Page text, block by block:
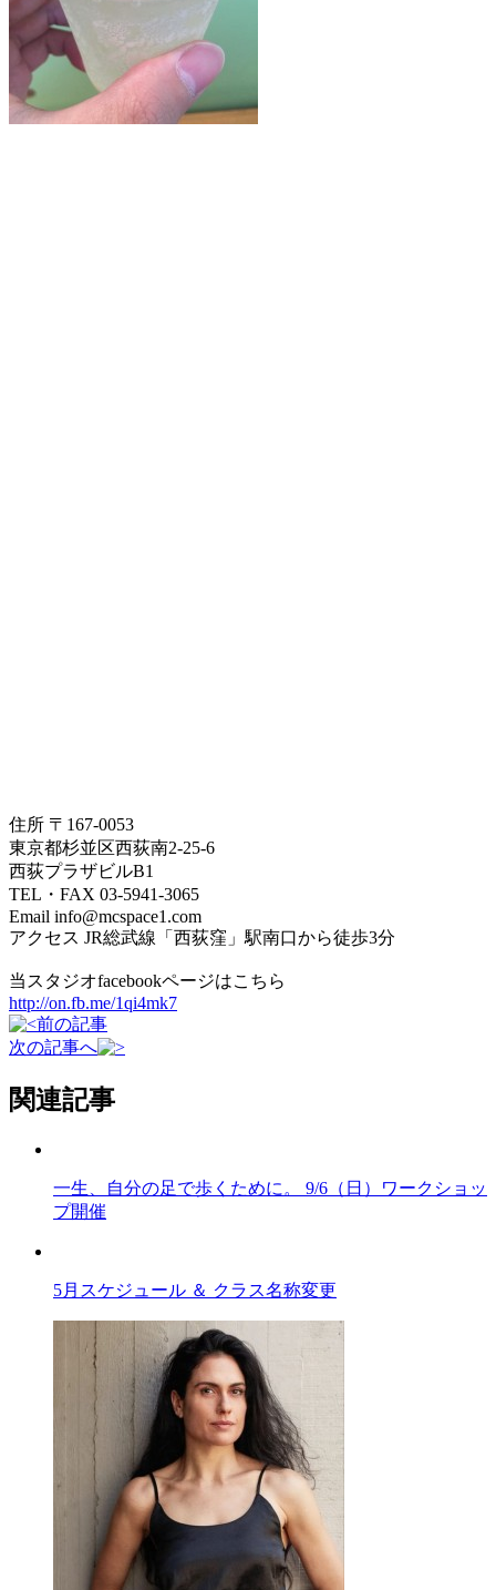
住所 〒167-0053
東京都杉並区西荻南2-25-6
西荻プラザビルB1
TEL・FAX 03-5941-3065
Email info@mcspace1.com
アクセス JR総武線「西荻窪」駅南口から徒歩3分
当スタジオfacebookページはこちら
http://on.fb.me/1qi4mk7
前の記事
次の記事へ
関連記事
一生、自分の足で歩くために。 9/6（日）ワークショッ
プ開催
5月スケジュール ＆ クラス名称変更